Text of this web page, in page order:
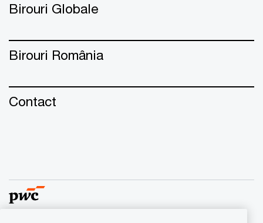
Birouri Globale
Birouri România
Contact